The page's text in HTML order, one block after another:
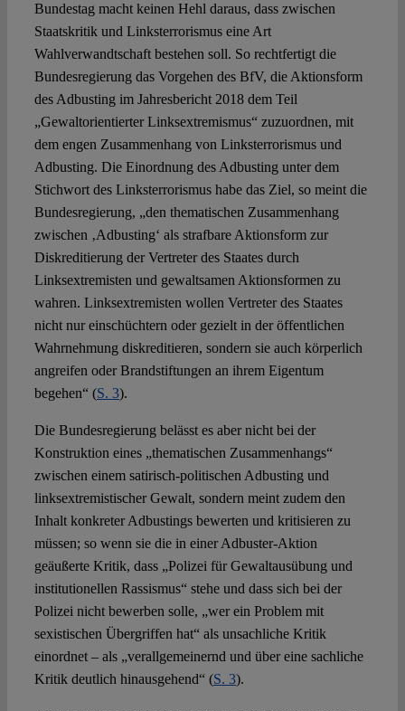
Bundestag macht keinen Hehl daraus, dass zwischen
Staatskritik und Linksterrorismus eine Art
Wahlverwandtschaft bestehen soll. So rechtfertigt die
Bundesregierung das Vorgehen des BfV, die Aktionsform
des Adbusting im Jahresbericht 2018 dem Teil
„Gewaltorientierter Linksextremismus“ zuzuordnen, mit
dem engen Zusammenhang von Linksterrorismus und
Adbusting. Die Einordnung des Adbusting unter dem
Stichwort des Linksterrorismus habe das Ziel, so meint die
Bundesregierung, „den thematischen Zusammenhang
zwischen ‚Adbusting‘ als strafbare Aktionsform zur
Diskreditierung der Vertreter des Staates durch
Linksextremisten und gewaltsamen Aktionsformen zu
wahren. Linksextremisten wollen Vertreter des Staates
nicht nur einschüchtern oder gezielt in der öffentlichen
Wahrnehmung diskreditieren, sondern sie auch körperlich
angreifen oder Brandstiftungen an ihrem Eigentum
begehen“ (S. 3).
Die Bundesregierung belässt es aber nicht bei der
Konstruktion eines „thematischen Zusammenhangs“
zwischen einem satirisch-politischen Adbusting und
linksextremistischer Gewalt, sondern meint zudem den
Inhalt konkreter Adbustings bewerten und kritisieren zu
müssen; so wenn sie die in einer Adbuster-Aktion
geäußerte Kritik, dass „Polizei für Gewaltausübung und
institutionellen Rassismus“ stehe und dass sich bei der
Polizei nicht bewerben solle, „wer ein Problem mit
sexistischen Übergriffen hat“ als unsachliche Kritik
einordnet – als „verallgemeinernd und über eine sachliche
Kritik deutlich hinausgehend“ (S. 3).